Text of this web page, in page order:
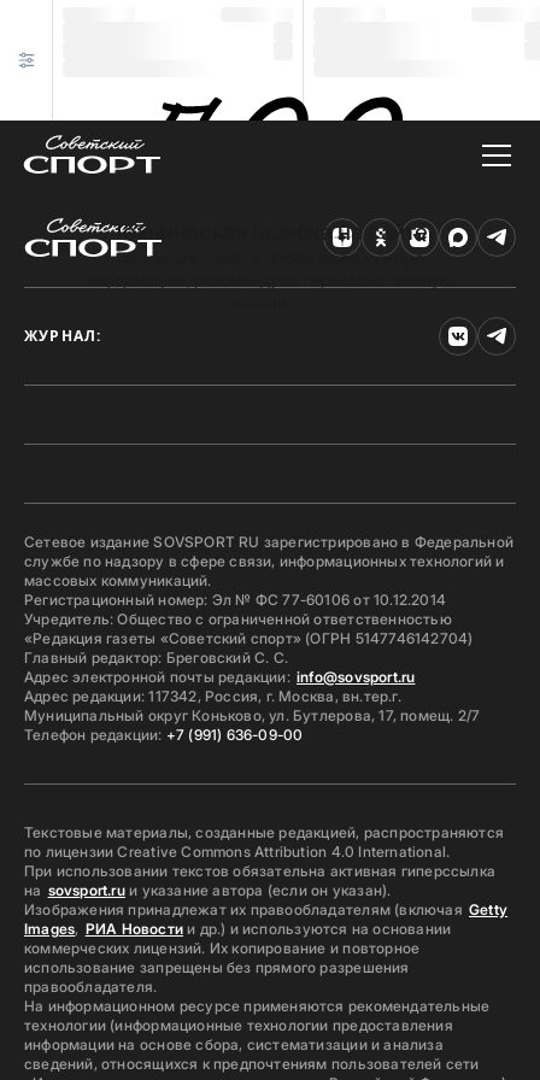
Техническая ошибка на сайте
Произошла ошибка. Чтобы найти нужную
ЖУРНАЛ:
Сетевое издание SOVSPORT RU зарегистрировано в Федеральной
службе по надзору в сфере связи, информационных технологий и
массовых коммуникаций.
Регистрационный номер: Эл № ФС 77-60106 от 10.12.2014
Учредитель: Общество с ограниченной ответственностью
«Редакция газеты «Советский спорт» (ОГРН 5147746142704)
Главный редактор: Бреговский С. С.
Адрес электронной почты редакции: info@sovsport.ru
Адрес редакции: 117342, Россия, г. Москва, вн.тер.г.
Муниципальный округ Коньково, ул. Бутлерова, 17, помещ. 2/7
Телефон редакции: +7 (991) 636-09-00
Текстовые материалы, созданные редакцией, распространяются
по лицензии Creative Commons Attribution 4.0 International.
При использовании текстов обязательна активная гиперссылка
на sovsport.ruи указание автора (если он указан).
Изображения принадлежат их правообладателям (включая Getty
Images, РИА Новостии др.) и используются на основании
коммерческих лицензий. Их копирование и повторное
использование запрещены без прямого разрешения
правообладателя.
На информационном ресурсе применяются рекомендательные
технологии (информационные технологии предоставления
информации на основе сбора, систематизации и анализа
сведений, относящихся к предпочтениям пользователей сети